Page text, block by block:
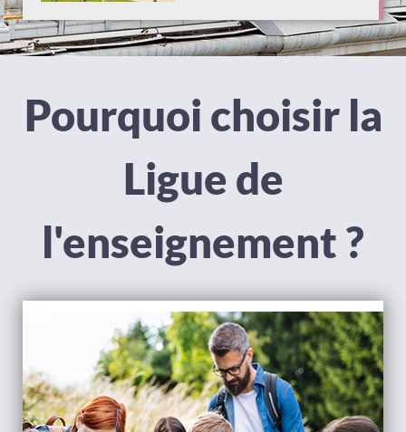
Pourquoi choisir la
Ligue de
l'enseignement ?